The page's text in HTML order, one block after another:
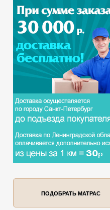
ПОДОБРАТЬ МАТРАС